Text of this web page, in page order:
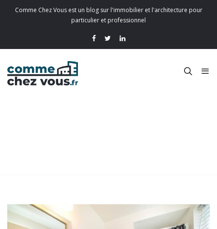
Comme Chez Vous est un blog sur l'immobilier et l'architecture pour
particulier et professionnel